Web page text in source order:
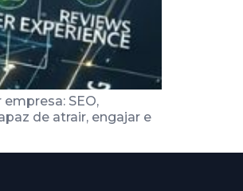
SEO,
de atrair, engajar e